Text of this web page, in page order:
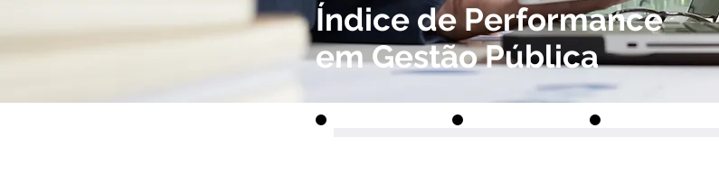
Índice de Performance
em Gestão Pública